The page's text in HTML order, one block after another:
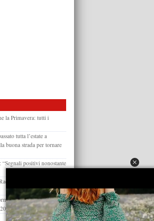
la Primavera: tutti i
tutta l’estate a
buona strada per tornare
positivi nonostante
Ba: il giocatore atteso
Moncini per